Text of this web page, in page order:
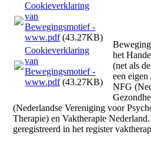
Cookieverklaring
van
Bewegingsmotief -
www.pdf(43.27KB)
Cookieverklaring
van
Bewegingsmotief -
www.pdf(43.27KB)
het
(net als
een
NFG
(Nederlandse Vereniging voor
Therapie) en Vaktherapie
geregistreerd in het register